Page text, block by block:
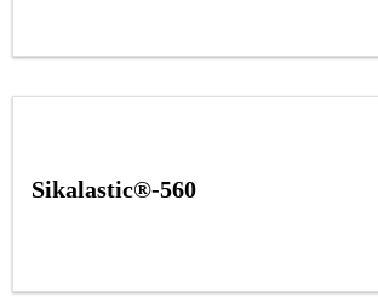
Sikalastic®-560